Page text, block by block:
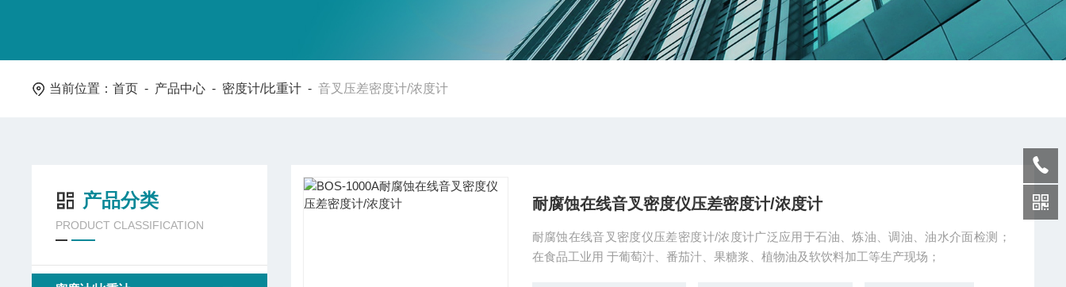
当前位置：首页 - 产品中心 - 密度计/比重计 -音叉压差密度计/浓度计
产品分类
PRODUCT CLASSIFICATION
耐腐蚀在线音叉密度仪压差密度计/浓度计
耐腐蚀在线音叉密度仪压差密度计/浓度计广泛应用于石油、炼油、调油、油水介面检测；
在食品工业用 于葡萄汁、番茄汁、果糖浆、植物油及软饮料加工等生产现场；